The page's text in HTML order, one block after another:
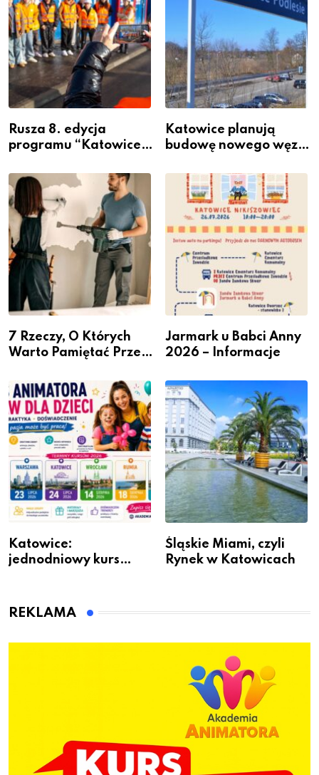
Rusza 8. edycja
programu “Katowice
– nabór dla
przedsiębiorców
Katowice planują
budowę nowego węzła
Podlesiu
7 Rzeczy, O Których
Warto Pamiętać Przed
Jarmark u Babci Anny
2026 – Informacje
Katowice:
jednodniowy kurs
dzieci
Śląskie Miami, czyli
Rynek w Katowicach
REKLAMA